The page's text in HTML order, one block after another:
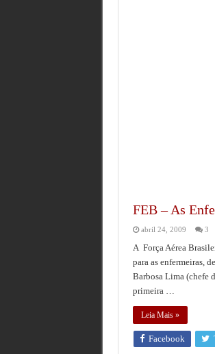
FEB – As
abril 24, 2009 3
A Força Aérea
para as enfermeiras,
Barbosa Lima (chefe
primeira …
Leia Mais »
Facebook